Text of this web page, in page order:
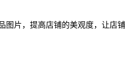
片，提高店铺的美观度，让店铺